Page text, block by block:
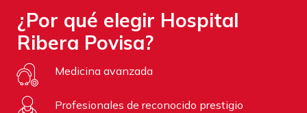
¿Por qué elegir Hospital
Ribera Povisa?
Medicina avanzada
Profesionales de reconocido prestigio